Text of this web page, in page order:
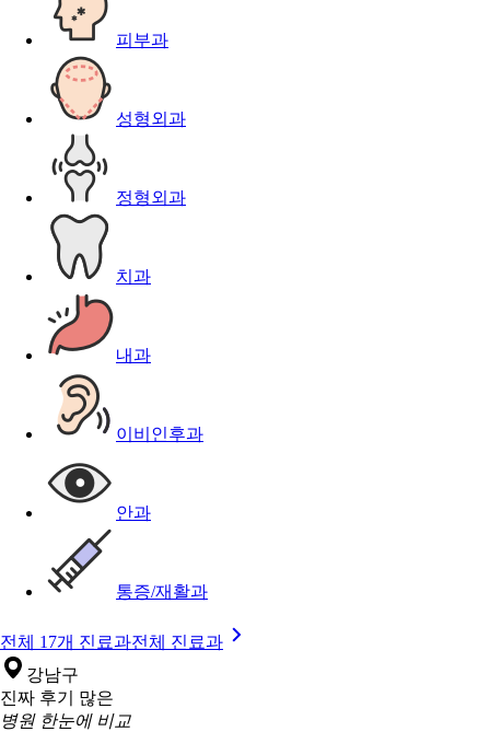
피부과
성형외과
정형외과
치과
내과
이비인후과
안과
통증/재활과
전체 17개 진료과전체 진료과
강남구
진짜 후기 많은
병원 한눈에 비교